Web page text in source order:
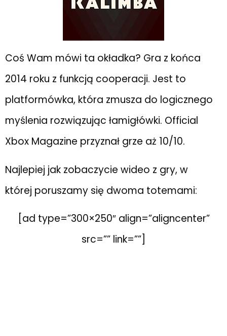
Coś Wam mówi ta okładka? Gra z końca
2014 roku z funkcją cooperacji. Jest to
platformówka, która zmusza do logicznego
myślenia rozwiązując łamigłówki. Official
Xbox Magazine przyznał grze aż 10/10.
Najlepiej jak zobaczycie wideo z gry, w
której poruszamy się dwoma totemami:
[ad type=”300×250″ align=”aligncenter”
src=”” link=””]